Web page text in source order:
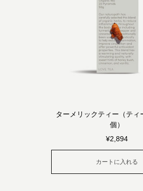
ターメリックティー（ティ
個）
¥2,894
カートに入れる